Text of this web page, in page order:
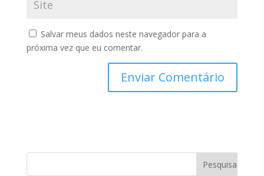
Salvar meus dados neste navegador para a
próxima vez que eu comentar.